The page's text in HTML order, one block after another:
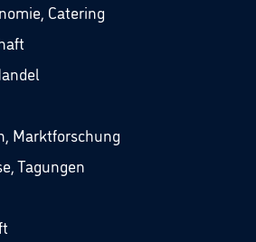
Catering
Marktforschung
Tagungen